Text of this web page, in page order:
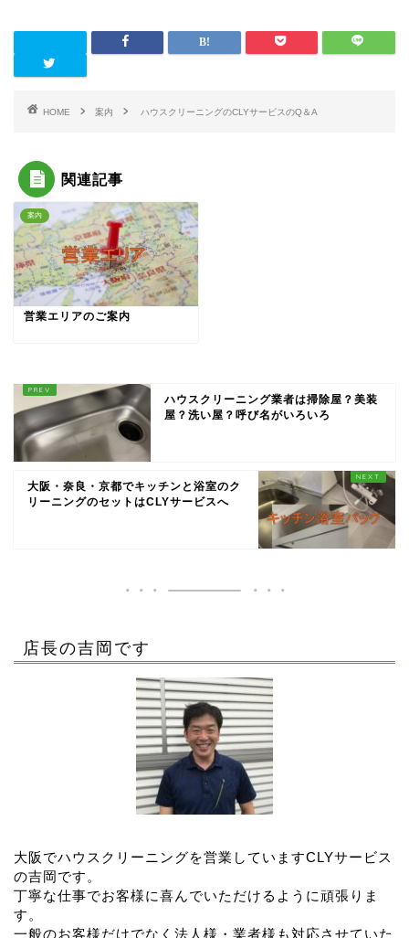
HOME 案内 ハウスクリーニングのCLYサービスのQ＆A
関連記事
案内
営業エリアのご案内
ハウスクリーニング業者は掃除屋？美装
屋？洗い屋？呼び名がいろいろ
大阪・奈良・京都でキッチンと浴室のク
リーニングのセットはCLYサービスへ
店長の吉岡です
大阪でハウスクリーニングを営業していますCLYサービス
の吉岡です。
丁寧な仕事でお客様に喜んでいただけるように頑張りま
す。
一般のお客様だけでなく法人様・業者様も対応させていた